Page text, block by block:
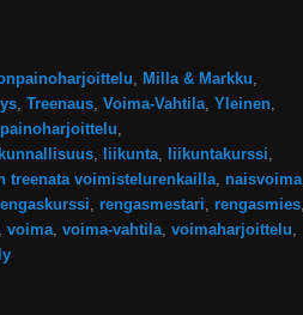
Milla & Markku
Treenaus Voima-Vahtila Yleinen
liikunta liikuntakurssi
treenata voimistelurenkailla naisvoima
rengasmestari rengasmies
voima voima-vahtila voimaharjoittelu